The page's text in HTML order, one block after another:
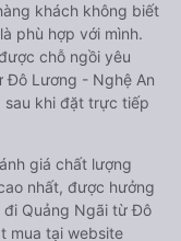
khách không biết
phù hợp với mình.
chỗ ngồi yêu
Đô Lương - Nghệ An
sau khi đặt trực tiếp
giá chất lượng
nhất, được hưởng
đi Quảng Ngãi từ Đô
mua tại website